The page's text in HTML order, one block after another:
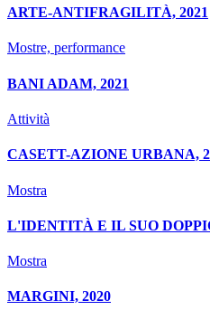
ARTE-ANTIFRAGILITÀ, 2021
Mostre, performance
BANI ADAM, 2021
Attività
CASETT-AZIONE URBANA,
Mostra
L'IDENTITÀ E IL SUO
Mostra
MARGINI, 2020